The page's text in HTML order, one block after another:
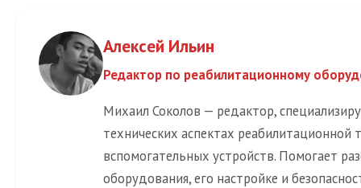
Алексей Ильин
Редактор по реабилитационному
Михаил Соколов — редактор,
технических аспектах реабилитационной
вспомогательных устройств. Помогает
оборудования, его настройке и